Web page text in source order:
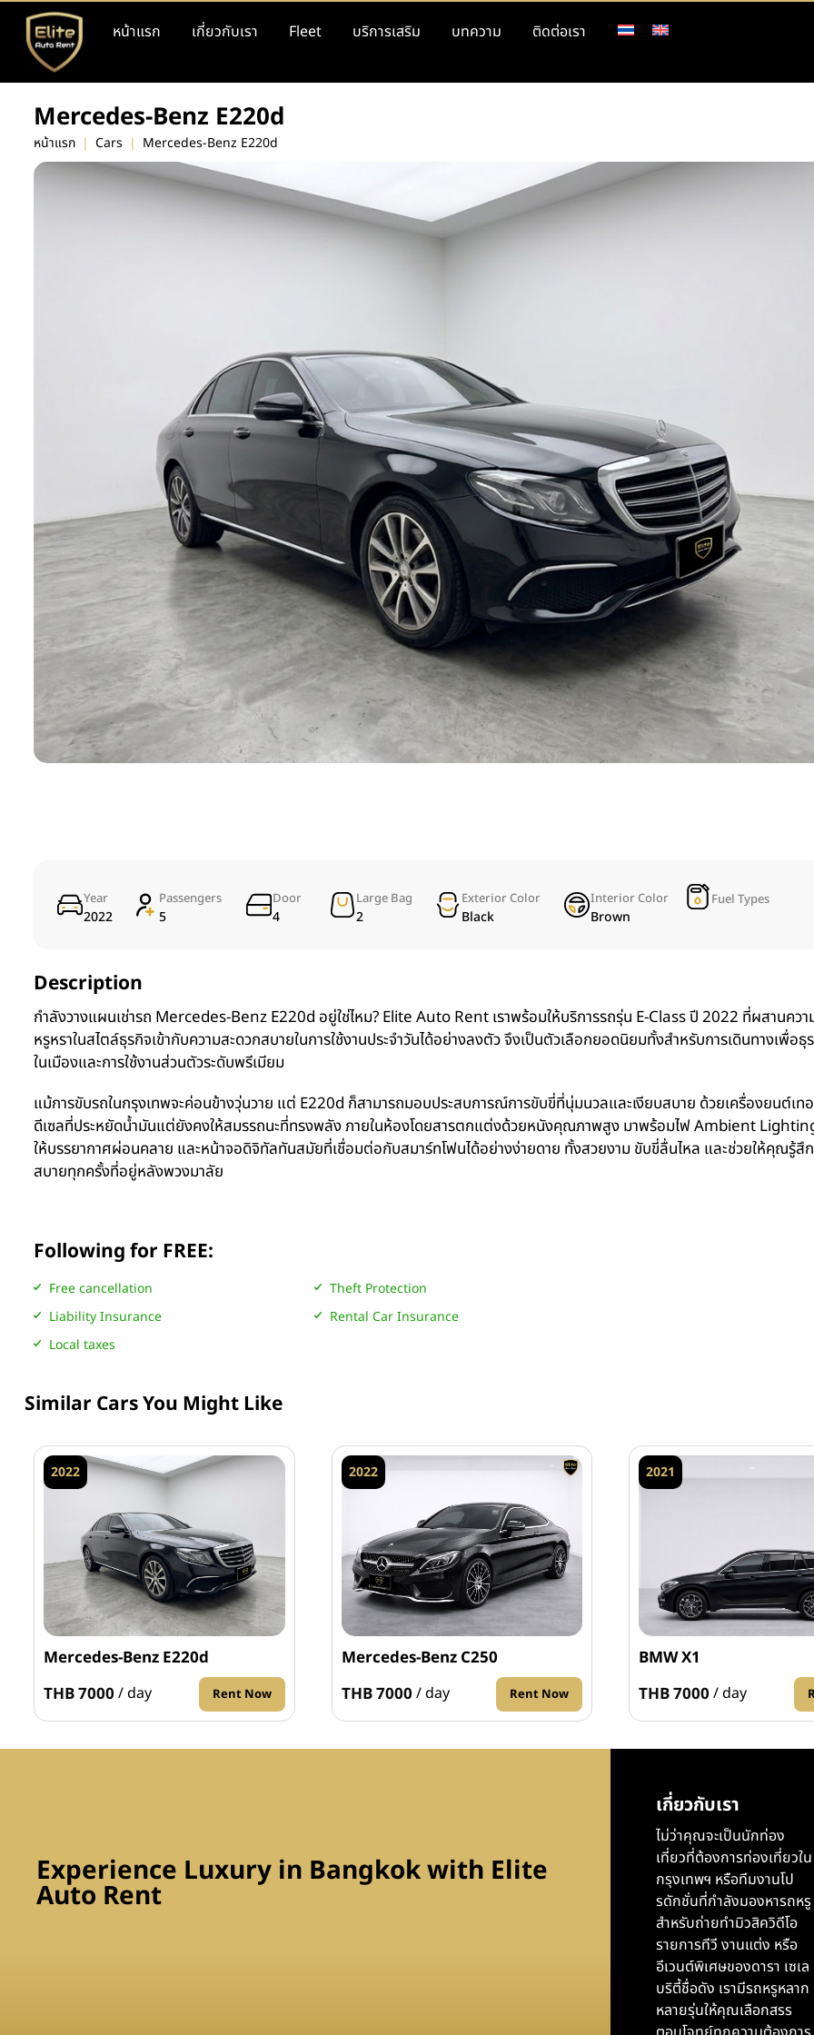
หน้าแรก เกี่ยวกับเรา Fleet บริการเสริม บทความ ติดต่อเรา
Mercedes-Benz E220d
หน้าแรก | Cars | Mercedes-Benz E220d
Year
2022
Passengers
5
Door
4
Large Bag
2
Exterior Color
Black
Interior Color
Brown
Fuel Types
Description
กำลังวางแผนเช่ารถ Mercedes-Benz E220d อยู่ใช่ไหม? Elite Auto Rent เราพร้อมให้บริการรถรุ่น E-Class ปี 2022 ที่ผสานควา
หรูหราในสไตล์ธุรกิจเข้ากับความสะดวกสบายในการใช้งานประจำวันได้อย่างลงตัว จึงเป็นตัวเลือกยอดนิยมทั้งสำหรับการเดินทางเพื่อธุ
ในเมืองและการใช้งานส่วนตัวระดับพรีเมียม
แม้การขับรถในกรุงเทพจะค่อนข้างวุ่นวาย แต่ E220d ก็สามารถมอบประสบการณ์การขับขี่ที่นุ่มนวลและเงียบสบาย ด้วยเครื่องยนต์เทอ
ดีเซลที่ประหยัดน้ำมันแต่ยังคงให้สมรรถนะที่ทรงพลัง ภายในห้องโดยสารตกแต่งด้วยหนังคุณภาพสูง มาพร้อมไฟ Ambient
ให้บรรยากาศผ่อนคลาย และหน้าจอดิจิทัลทันสมัยที่เชื่อมต่อกับสมาร์ทโฟนได้อย่างง่ายดาย ทั้งสวยงาม ขับขี่ลื่นไหล และช่วยให้คุณรู้สึก
สบายทุกครั้งที่อยู่หลังพวงมาลัย
Following for FREE:
Free cancellation
Theft Protection
Liability Insurance
Rental Car Insurance
Local taxes
Similar Cars You Might Like
2022
Mercedes-Benz E220d
THB 7000 / day Rent Now
2022
Mercedes-Benz C250
THB 7000 / day Rent Now
2021
BMW X1
THB 7000 / day
Experience Luxury in Bangkok with Elite
Auto Rent
เกี่ยวกับเรา
ไม่ว่าคุณจะเป็นนักท่อง
เที่ยวที่ต้องการท่องเที่ยวใน
กรุงเทพฯ หรือทีมงานโป
รดักชั่นที่กำลังมองหารถหรู
สำหรับถ่ายทำมิวสิควิดีโอ
รายการทีวี งานแต่ง หรือ
อีเวนต์พิเศษของดารา เซเล
บริตี้ชื่อดัง เรามีรถหรูหลาก
หลายรุ่นให้คุณเลือกสรร